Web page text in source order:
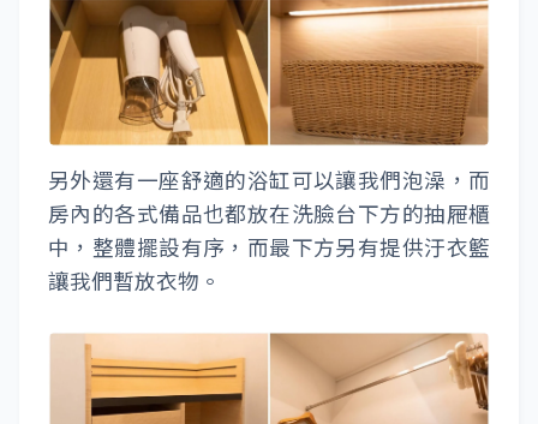
另外還有一座舒適的浴缸可以讓我們泡澡，而
房內的各式備品也都放在洗臉台下方的抽屜櫃
中，整體擺設有序，而最下方另有提供汙衣籃
讓我們暫放衣物。